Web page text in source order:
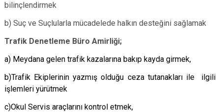
bilinçlendirmek
b) Suç ve Suçlularla mücadelede halkın desteğini sağlamak
Trafik Denetleme Büro Amirliği;
a) Meydana gelen trafik kazalarına bakıp kayda girmek,
b)Trafik Ekiplerinin yazmış olduğu ceza tutanakları ile ilgili
işlemleri yürütmek
c)Okul Servis araçlarını kontrol etmek,